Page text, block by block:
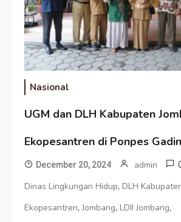
Nasional
UGM dan DLH Kabupaten
Ekopesantren di Ponpes
December 20, 2024 admin
Dinas Lingkungan Hidup, DLH
Ekopesantren,Jombang, LDII Jombang,